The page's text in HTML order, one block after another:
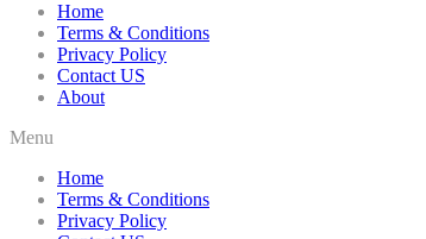
Home
Terms & Conditions
Privacy Policy
Contact US
About
Menu
Home
Terms & Conditions
Privacy Policy